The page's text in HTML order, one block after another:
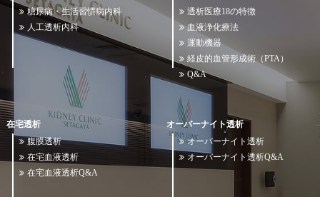
糖尿病・生活習慣病内科
人工透析内科
透析医療18の特徴
血液浄化療法
運動機器
経皮的血管形成術（PTA）
Q&A
在宅透析
腹膜透析
在宅血液透析
在宅血液透析Q&A
オーバーナイト透析
オーバーナイト透析
オーバーナイト透析Q&A